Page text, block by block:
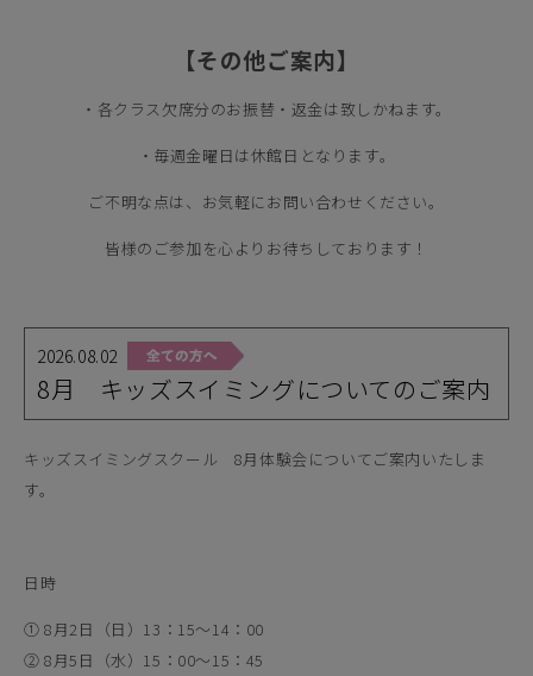
【その他ご案内】
・各クラス欠席分のお振替・返金は致しかねます。
・毎週金曜日は休館日となります。
ご不明な点は、お気軽にお問い合わせください。
皆様のご参加を心よりお待ちしております！
2026.08.02
8月 キッズスイミングについてのご案内
キッズスイミングスクール 8月体験会についてご案内いたしま
す。
日時
① 8月2日（日）13：15～14：00
② 8月5日（水）15：00～15：45